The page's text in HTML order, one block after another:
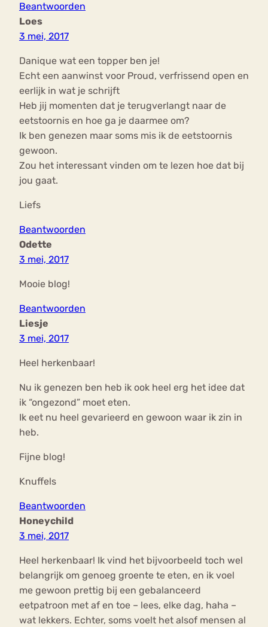
Beantwoorden
Loes
3 mei, 2017
Danique wat een topper ben je!
Echt een aanwinst voor Proud, verfrissend open en
eerlijk in wat je schrijft
Heb jij momenten dat je terugverlangt naar de
eetstoornis en hoe ga je daarmee om?
Ik ben genezen maar soms mis ik de eetstoornis
gewoon.
Zou het interessant vinden om te lezen hoe dat bij
jou gaat.
Liefs
Beantwoorden
Odette
3 mei, 2017
Mooie blog!
Beantwoorden
Liesje
3 mei, 2017
Heel herkenbaar!
Nu ik genezen ben heb ik ook heel erg het idee dat
ik “ongezond” moet eten.
Ik eet nu heel gevarieerd en gewoon waar ik zin in
heb.
Fijne blog!
Knuffels
Beantwoorden
Honeychild
3 mei, 2017
Heel herkenbaar! Ik vind het bijvoorbeeld toch wel
belangrijk om genoeg groente te eten, en ik voel
me gewoon prettig bij een gebalanceerd
eetpatroon met af en toe – lees, elke dag, haha –
wat lekkers. Echter, soms voelt het alsof mensen al